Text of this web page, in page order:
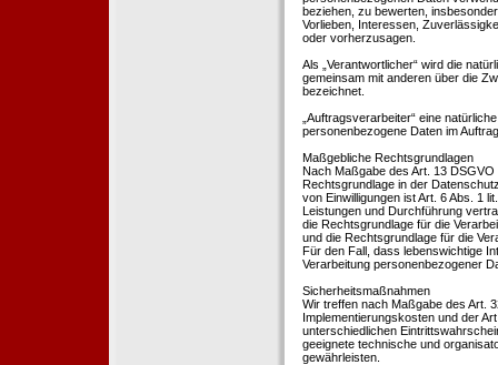
beziehen, zu bewerten,
Vorlieben, Interessen,
oder vorherzusagen.
Als „Verantwortlicher“ wird die
gemeinsam mit anderen über die
bezeichnet.
„Auftragsverarbeiter“ eine
personenbezogene Daten im
Maßgebliche Rechtsgrundlagen
Nach Maßgabe des Art. 13
Rechtsgrundlage in der
von Einwilligungen ist Art. 6 Abs. 1
Leistungen und Durchführung
die Rechtsgrundlage für die
und die Rechtsgrundlage für die
Für den Fall, dass lebenswichtige
Verarbeitung personenbezogener
Sicherheitsmaßnahmen
Wir treffen nach Maßgabe des Art.
Implementierungskosten und der
unterschiedlichen
geeignete technische und
gewährleisten.